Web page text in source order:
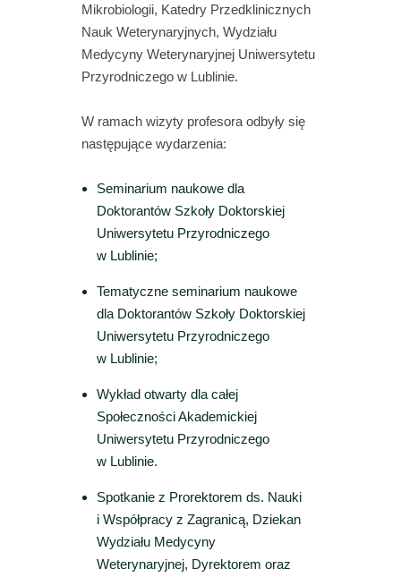
Mikrobiologii, Katedry Przedklinicznych
Nauk Weterynaryjnych, Wydziału
Medycyny Weterynaryjnej Uniwersytetu
Przyrodniczego w Lublinie.
W ramach wizyty profesora odbyły się
następujące wydarzenia:
Seminarium naukowe dla
Doktorantów Szkoły Doktorskiej
Uniwersytetu Przyrodniczego
w Lublinie;
Tematyczne seminarium naukowe
dla Doktorantów Szkoły Doktorskiej
Uniwersytetu Przyrodniczego
w Lublinie;
Wykład otwarty dla całej
Społeczności Akademickiej
Uniwersytetu Przyrodniczego
w Lublinie.
Spotkanie z Prorektorem ds. Nauki
i Współpracy z Zagranicą, Dziekan
Wydziału Medycyny
Weterynaryjnej, Dyrektorem oraz